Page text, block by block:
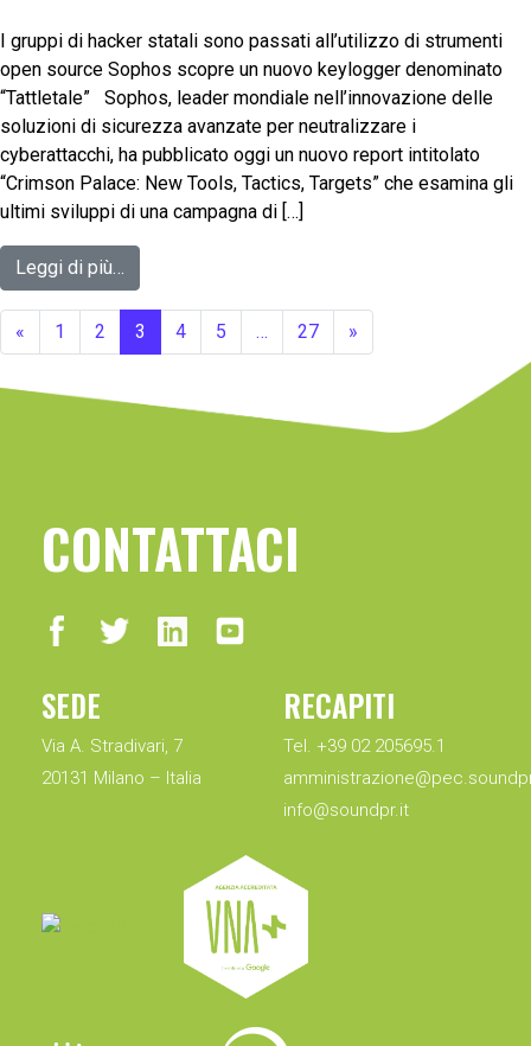
I gruppi di hacker statali sono passati all’utilizzo di strumenti
open source Sophos scopre un nuovo keylogger denominato
“Tattletale” Sophos, leader mondiale nell’innovazione delle
soluzioni di sicurezza avanzate per neutralizzare i
cyberattacchi, ha pubblicato oggi un nuovo report intitolato
“Crimson Palace: New Tools, Tactics, Targets” che esamina gli
ultimi sviluppi di una campagna di […]
Leggi di più…
« 1 2 3 4 5 … 27 »
CONTATTACI
SEDE
Via A. Stradivari, 7
20131 Milano – Italia
RECAPITI
Tel. +39 02 205695.1
info@soundpr.it